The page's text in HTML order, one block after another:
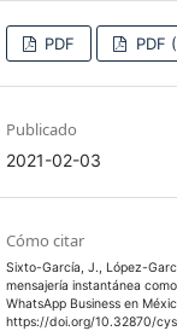
PDF PDF
Publicado
2021-02-03
Cómo citar
Sixto-García, J., López-
mensajería instantánea
WhatsApp Business en
https://doi.org/10.32870/